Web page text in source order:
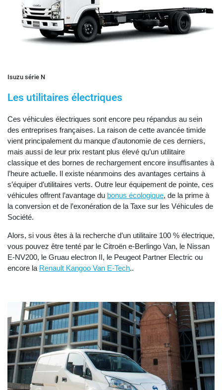
Isuzu série N
Les utilitaires électriques
Ces véhicules électriques sont encore peu répandus au sein
des entreprises françaises. La raison de cette avancée timide
vient principalement du manque d’autonomie de ces derniers,
mais aussi de leur prix restant plus élevé qu’un utilitaire
classique et des bornes de rechargement encore insuffisantes à
l’heure actuelle. Il existe néanmoins des avantages certains à
s’équiper d’utilitaires verts. Outre leur équipement de pointe, ces
véhicules offrent l’avantage du bonus écologique, de la prime à
la conversion et de l’exonération de la Taxe sur les Véhicules de
Société.
Alors, si vous êtes à la recherche d’un utilitaire 100 % électrique,
vous pouvez être tenté par le Citroën e-Berlingo Van, le Nissan
E-NV200, le Gruau electron II, le Peugeot Partner Electric ou
encore la Renault Kangoo Van E-Tech..